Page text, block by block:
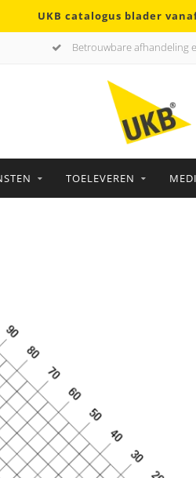
UKB catalogus blader
Betrouwbare afhandeling
TOELEVEREN